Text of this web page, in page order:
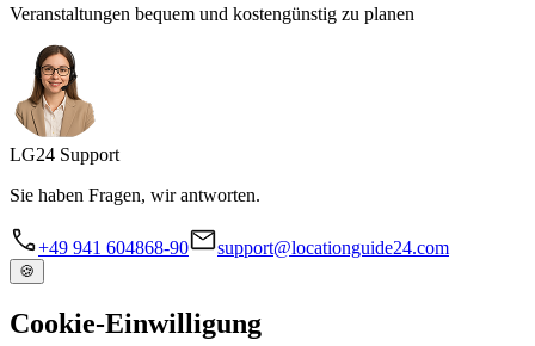
Veranstaltungen bequem und kostengünstig zu planen
LG24 Support
Sie haben Fragen, wir antworten.
+49 941 604868-90 support@locationguide24.com
🍪
Cookie-Einwilligung